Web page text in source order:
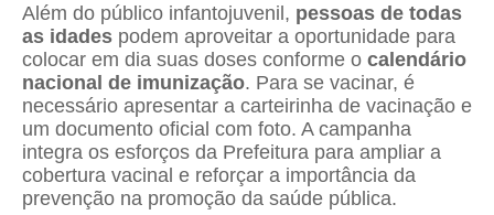
Além do público infantojuvenil, pessoas de todas
as idades podem aproveitar a oportunidade para
colocar em dia suas doses conforme o calendário
nacional de imunização. Para se vacinar, é
necessário apresentar a carteirinha de vacinação e
um documento oficial com foto. A campanha
integra os esforços da Prefeitura para ampliar a
cobertura vacinal e reforçar a importância da
prevenção na promoção da saúde pública.